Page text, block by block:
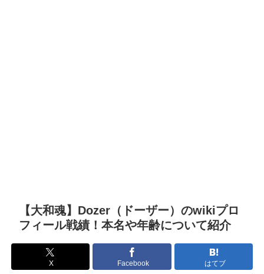
【大和魂】Dozer（ドーザー）のwikiプロ
フィール戦績！本名や年齢について紹介
X Facebook はてブ